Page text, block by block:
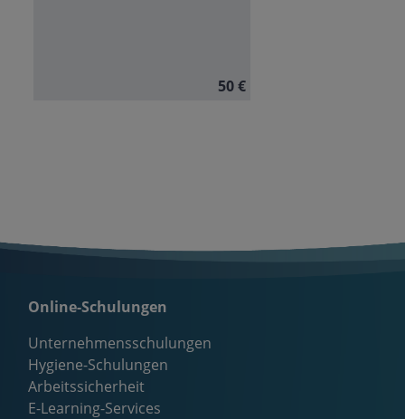
50 €
Online-Schulungen
Unternehmensschulungen
Hygiene-Schulungen
Arbeitssicherheit
E-Learning-Services